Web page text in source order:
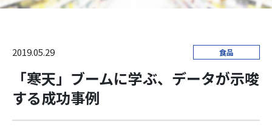
2019.05.29 食品
「寒天」ブームに学ぶ、データが示唆
する成功事例